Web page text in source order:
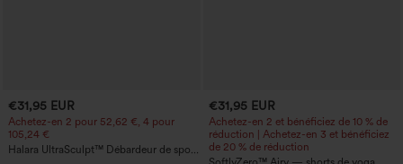
€31,95 EUR
Achetez-en 2 pour 52,62 €, 4 pour
105,24 €
Halara UltraSculpt™ Débardeur de sport
€31,95 EUR
Achetez-en 2 et bénéficiez de 10 % de
réduction | Achetez-en 3 et bénéficiez
de 20 % de réduction